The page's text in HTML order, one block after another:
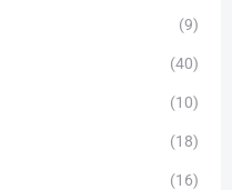
(9)
(40)
(10)
(18)
(16)